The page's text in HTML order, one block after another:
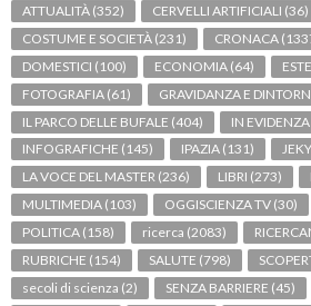
ATTUALITÀ (352) CERVELLI ARTIFICIALI (36)
COSTUME E SOCIETÀ (231) CRONACA
DOMESTICI (100) ECONOMIA (64)
FOTOGRAFIA (61) GRAVIDANZA E
IL PARCO DELLE BUFALE (404) IN EVIDENZA
INFOGRAFICHE (145) IPAZIA (131)
LA VOCE DEL MASTER (236) LIBRI (273)
MULTIMEDIA (103) OGGISCIENZA TV (30)
POLITICA (158) ricerca (2083)
RUBRICHE (154) SALUTE (798)
secoli di scienza (2) SENZA BARRIERE (45)